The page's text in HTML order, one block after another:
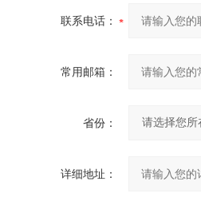
联系电话：
常用邮箱：
省份：
详细地址：